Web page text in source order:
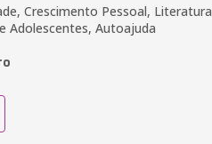
Crescimento Pessoal, Literatura
Adolescentes, Autoajuda